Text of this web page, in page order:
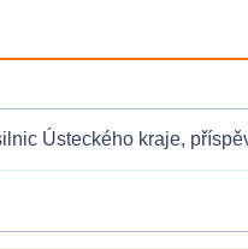
Ústeckého kraje,